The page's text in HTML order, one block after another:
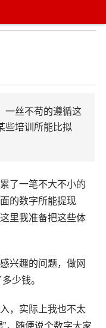
一丝不苟的遵循这
些培训所能比拟
了一笔不大不小的
的数字所能提现
里我准备把这些体
兴趣的问题，做网
少钱。
，实际上我也不太
，随便说个数字大家